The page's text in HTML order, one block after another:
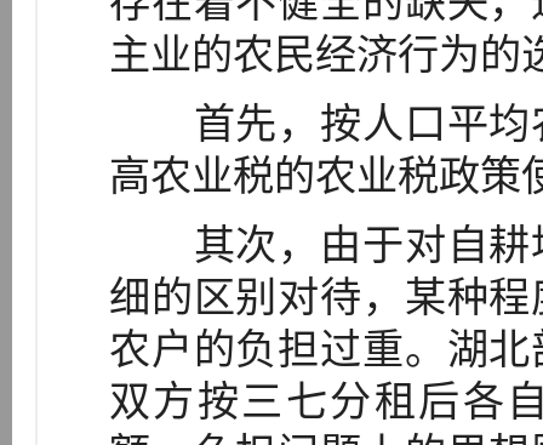
主业的农民经济行为的
首先，按人口平均
高农业税的农业税政策
其次，由于对自耕
细的区别对待，某种
农户的负担过重。湖
双方按三七分租后各